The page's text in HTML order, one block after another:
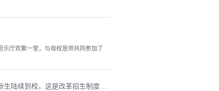
厅欢聚一堂，与母校恩师共同参加了